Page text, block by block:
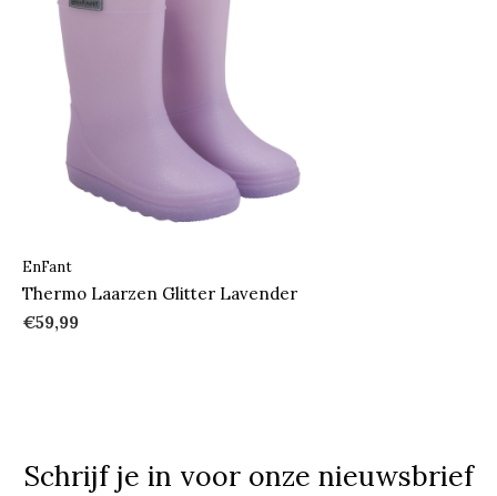
EnFant
Thermo Laarzen Glitter Lavender
€59,99
Schrijf je in voor onze nieuwsbrief